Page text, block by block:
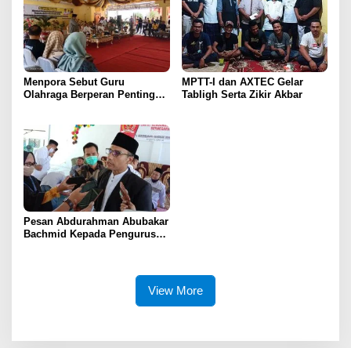
Menpora Sebut Guru
Olahraga Berperan Penting
MPTT-I dan AXTEC Gelar
Tabligh Serta Zikir Akbar
Pesan Abdurahman Abubakar
Bachmid Kepada Pengurus
View More